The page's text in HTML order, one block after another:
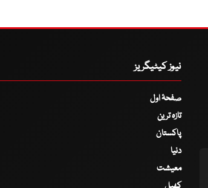
نیوز کیٹیگریز
صفحۂ اول
تازہ ترین
پاکستان
دنیا
معیشت